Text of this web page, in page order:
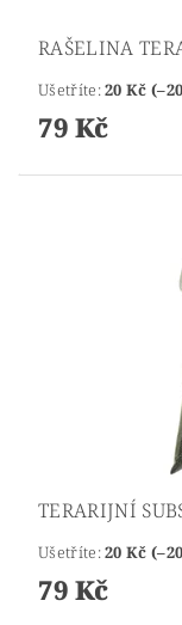
RAŠELINA
Ušetříte:20 Kč
79 Kč
TERARIJNÍ
Ušetříte:20 Kč
79 Kč